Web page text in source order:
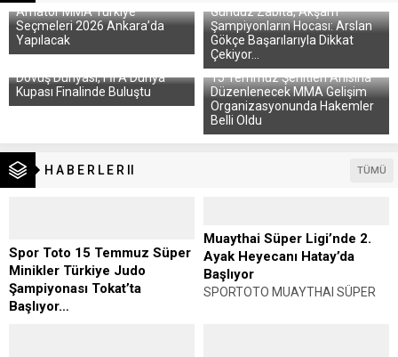
Amatör MMA Türkiye
Seçmeleri 2026 Ankara’da
Yapılacak
Gündüz Zabıta, Akşam
Şampiyonların Hocası: Arslan
Gökçe Başarılarıyla Dikkat
Çekiyor…
Dövüş Dünyası, FİFA Dünya
Kupası Finalinde Buluştu
15 Temmuz Şehitleri Anısına
Düzenlenecek MMA Gelişim
Organizasyonunda Hakemler
Belli Oldu
H A B E R L E R II TÜMÜ
Spor Toto 15 Temmuz Süper
Minikler Türkiye Judo
Şampiyonası Tokat’ta
Başlıyor…
Muaythai Süper Ligi’nde 2.
Ayak Heyecanı Hatay’da
Başlıyor
SPORTOTO MUAYTHAI SÜPER